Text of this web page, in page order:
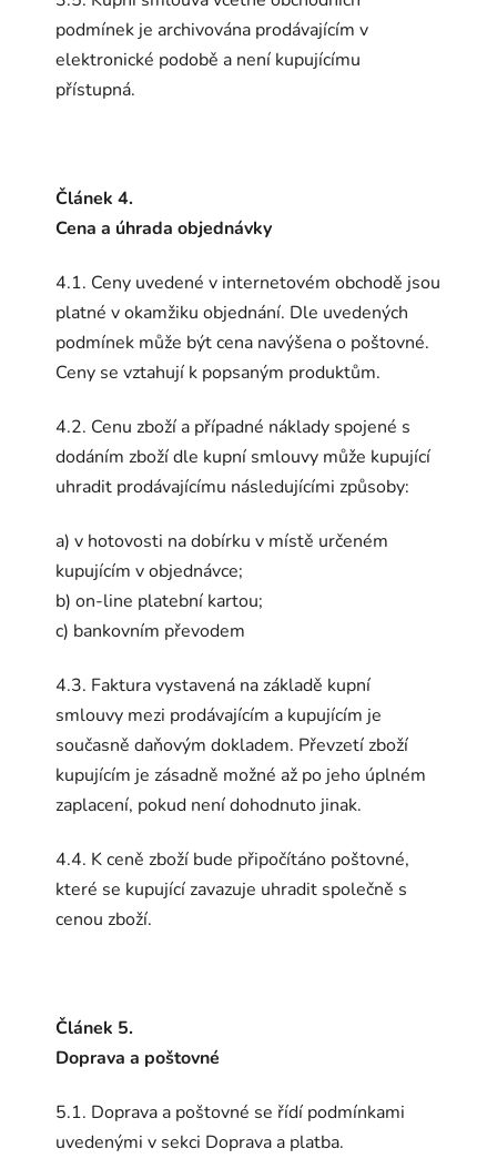
podmínek je archivována prodávajícím v
elektronické podobě a není kupujícímu
přístupná.
Článek 4.
Cena a úhrada objednávky
4.1. Ceny uvedené v internetovém obchodě jsou
platné v okamžiku objednání. Dle uvedených
podmínek může být cena navýšena o poštovné.
Ceny se vztahují k popsaným produktům.
4.2. Cenu zboží a případné náklady spojené s
dodáním zboží dle kupní smlouvy může kupující
uhradit prodávajícímu následujícími způsoby:
a) v hotovosti na dobírku v místě určeném
kupujícím v objednávce;
b) on-line platební kartou;
c) bankovním převodem
4.3. Faktura vystavená na základě kupní
smlouvy mezi prodávajícím a kupujícím je
současně daňovým dokladem. Převzetí zboží
kupujícím je zásadně možné až po jeho úplném
zaplacení, pokud není dohodnuto jinak.
4.4. K ceně zboží bude připočítáno poštovné,
které se kupující zavazuje uhradit společně s
cenou zboží.
Článek 5.
Doprava a poštovné
5.1. Doprava a poštovné se řídí podmínkami
uvedenými v sekci Doprava a platba.